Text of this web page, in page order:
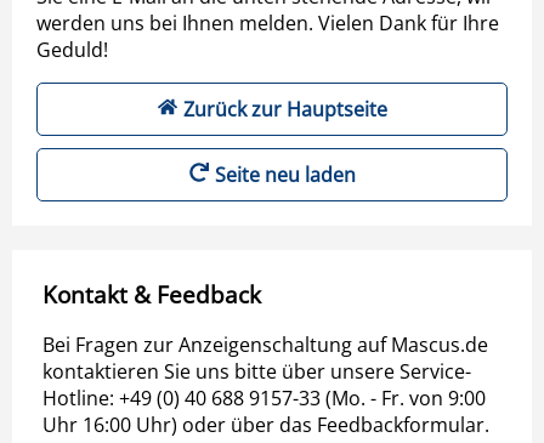
werden uns bei Ihnen melden. Vielen Dank für Ihre
Geduld!
Zurück zur Hauptseite
Seite neu laden
Kontakt & Feedback
Bei Fragen zur Anzeigenschaltung auf Mascus.de
kontaktieren Sie uns bitte über unsere Service-
Hotline: +49 (0) 40 688 9157-33 (Mo. - Fr. von 9:00
Uhr 16:00 Uhr) oder über das Feedbackformular.